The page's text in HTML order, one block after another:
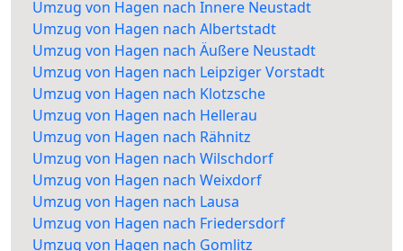
Umzug von Hagen nach Innere Neustadt
Umzug von Hagen nach Albertstadt
Umzug von Hagen nach Äußere Neustadt
Umzug von Hagen nach Leipziger Vorstadt
Umzug von Hagen nach Klotzsche
Umzug von Hagen nach Hellerau
Umzug von Hagen nach Rähnitz
Umzug von Hagen nach Wilschdorf
Umzug von Hagen nach Weixdorf
Umzug von Hagen nach Lausa
Umzug von Hagen nach Friedersdorf
Umzug von Hagen nach Gomlitz